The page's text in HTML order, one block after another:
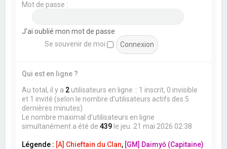
Mot de passe :
J’ai oublié mon mot de passe
Se souvenir de moi
Qui est en ligne ?
Au total, il y a 2 utilisateurs en ligne :: 1 inscrit, 0 invisible
et 1 invité (selon le nombre d’utilisateurs actifs des 5
dernières minutes)
Le nombre maximal d’utilisateurs en ligne
simultanément a été de439 le jeu. 21 mai 2026 02:38
Légende : [A] Chieftain du Clan, [GM] Daimyō (Capitaine)